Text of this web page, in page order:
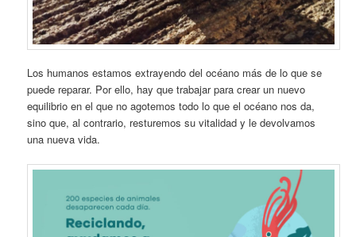
Los humanos estamos extrayendo del océano más de lo que se
puede reparar. Por ello, hay que trabajar para crear un nuevo
equilibrio en el que no agotemos todo lo que el océano nos da,
sino que, al contrario, resturemos su vitalidad y le devolvamos
una nueva vida.